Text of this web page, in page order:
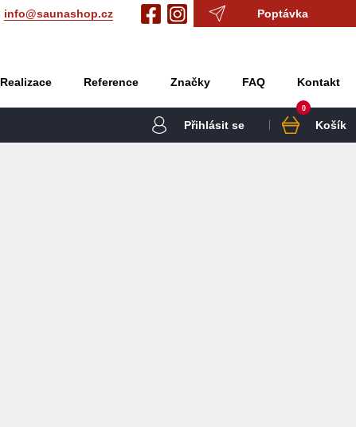
info@saunashop.cz Poptávka
Realizace Reference Značky FAQ Kontakt
Přihlásit se
0
Košík